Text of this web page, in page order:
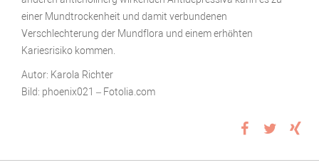
einer Mundtrockenheit und damit verbundenen
Verschlechterung der Mundflora und einem erhöhten
Kariesrisiko kommen.
Autor: Karola Richter
Bild: phoenix021 – Fotolia.com